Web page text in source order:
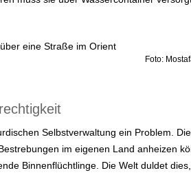
Foto:
Selbstverwaltung ein Problem.
im eigenen Land anheizen
Binnenflüchtlinge. Die Welt duldet